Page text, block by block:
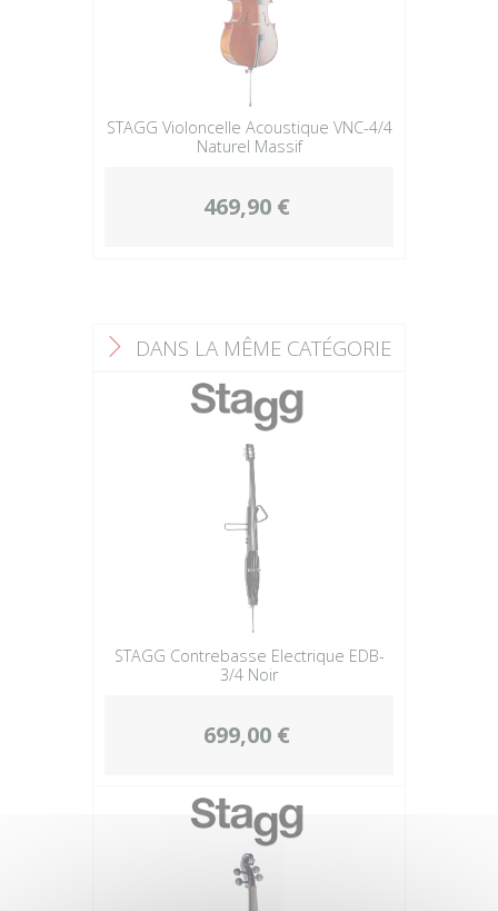
STAGG Violoncelle Acoustique VNC-4/4
Naturel Massif
469,90 €
F DANS LA MÊME CATÉGORIE
STAGG Contrebasse Electrique EDB-
3/4 Noir
699,00 €